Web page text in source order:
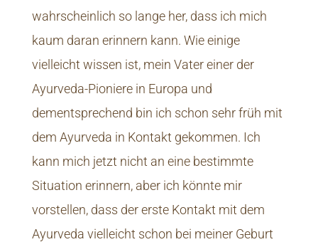
wahrscheinlich so lange her, dass ich mich
kaum daran erinnern kann. Wie einige
vielleicht wissen ist, mein Vater einer der
Ayurveda-Pioniere in Europa und
dementsprechend bin ich schon sehr früh mit
dem Ayurveda in Kontakt gekommen. Ich
kann mich jetzt nicht an eine bestimmte
Situation erinnern, aber ich könnte mir
vorstellen, dass der erste Kontakt mit dem
Ayurveda vielleicht schon bei meiner Geburt